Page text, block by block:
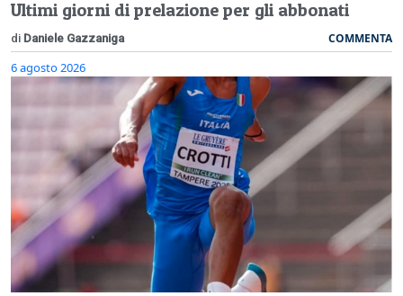
Ultimi giorni di prelazione per gli abbonati
di Daniele Gazzaniga COMMENTA
6 agosto 2026